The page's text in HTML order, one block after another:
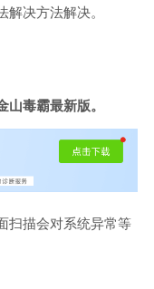
决方法解决。
毒霸最新版。
扫描会对系统异常等